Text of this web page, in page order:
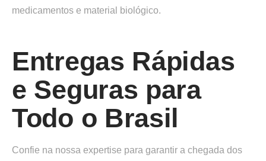
medicamentos e material biológico.
Entregas Rápidas
e Seguras para
Todo o Brasil
Confie na nossa expertise para garantir a chegada dos